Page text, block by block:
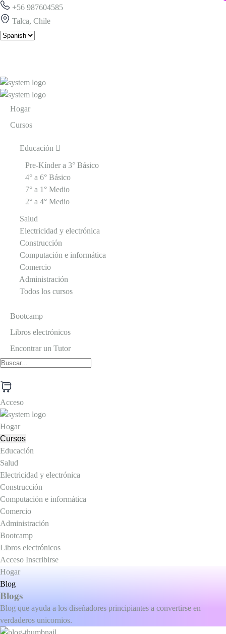
+56 987604585
Talca, Chile
Hogar
Cursos
Educación
Pre-Kínder a 3° Básico
4° a 6° Básico
7° a 1° Medio
2° a 4° Medio
Salud
Electricidad y electrónica
Construcción
Computación e informática
Comercio
Administración
Todos los cursos
Bootcamp
Libros electrónicos
Encontrar un Tutor
Acceso
Hogar
Cursos
Educación
Salud
Electricidad y electrónica
Construcción
Computación e informática
Comercio
Administración
Bootcamp
Libros electrónicos
Acceso Inscribirse
Hogar
Blog
Blogs
Blog que ayuda a los diseñadores principiantes a convertirse en
verdaderos unicornios.